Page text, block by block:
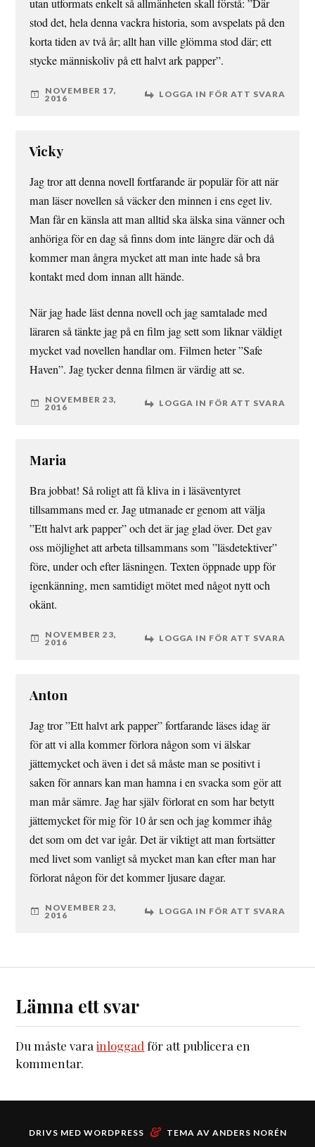
utan utformats enkelt så allmänheten skall förstå: ”Där
stod det, hela denna vackra historia, som avspelats på den
korta tiden av två år; allt han ville glömma stod där; ett
stycke människoliv på ett halvt ark papper”.
NOVEMBER 17,
2016 LOGGA IN FÖR ATT SVARA
Vicky
Jag tror att denna novell fortfarande är populär för att när
man läser novellen så väcker den minnen i ens eget liv.
Man får en känsla att man alltid ska älska sina vänner och
anhöriga för en dag så finns dom inte längre där och då
kommer man ångra mycket att man inte hade så bra
kontakt med dom innan allt hände.
När jag hade läst denna novell och jag samtalade med
läraren så tänkte jag på en film jag sett som liknar väldigt
mycket vad novellen handlar om. Filmen heter ”Safe
Haven”. Jag tycker denna filmen är värdig att se.
NOVEMBER 23,
2016 LOGGA IN FÖR ATT SVARA
Maria
Bra jobbat! Så roligt att få kliva in i läsäventyret
tillsammans med er. Jag utmanade er genom att välja
”Ett halvt ark papper” och det är jag glad över. Det gav
oss möjlighet att arbeta tillsammans som ”läsdetektiver”
före, under och efter läsningen. Texten öppnade upp för
igenkänning, men samtidigt mötet med något nytt och
okänt.
NOVEMBER 23,
2016 LOGGA IN FÖR ATT SVARA
Anton
Jag tror ”Ett halvt ark papper” fortfarande läses idag är
för att vi alla kommer förlora någon som vi älskar
jättemycket och även i det så måste man se positivt i
saken för annars kan man hamna i en svacka som gör att
man mår sämre. Jag har själv förlorat en som har betytt
jättemycket för mig för 10 år sen och jag kommer ihåg
det som om det var igår. Det är viktigt att man fortsätter
med livet som vanligt så mycket man kan efter man har
förlorat någon för det kommer ljusare dagar.
NOVEMBER 23,
2016 LOGGA IN FÖR ATT SVARA
Lämna ett svar
Du måste varainloggadför att publicera en
kommentar.
DRIVS MED WORDPRESS & TEMA AV ANDERS NORÉN